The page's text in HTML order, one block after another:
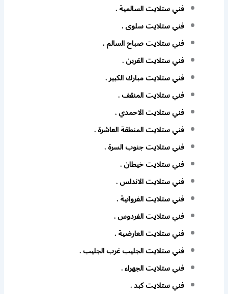
فني ستلايت السالمية .
فني ستلايت سلوى .
فني ستلايت صباح السالم .
فني ستلايت القرين .
فني ستلايت مبارك الكبير .
فني ستلايت المنقف .
فني ستلايت الاحمدي .
فني ستلايت المنطقة العاشرة .
فني ستلايت جنوب السرة .
فني ستلايت خيطان .
فني ستلايت الاندلس .
فني ستلايت الفروانية .
فني ستلايت الفردوس .
فني ستلايت العارضية .
فني ستلايت الجليب غرب الجليب .
فني ستلايت الجهراء .
فني ستلايت كبد .